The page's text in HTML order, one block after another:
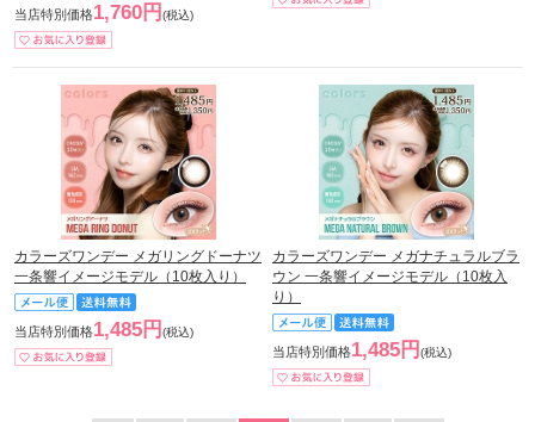
当店特別価格1,760円 (税込)
カラーズワンデー メガリングドーナツ
一条響イメージモデル（10枚入り）
当店特別価格1,485円 (税込)
カラーズワンデー メガナチュラルブラ
ウン 一条響イメージモデル（10枚入
り）
当店特別価格1,485円 (税込)